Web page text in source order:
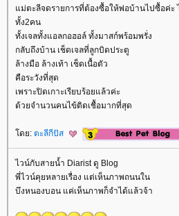
ม่ตะลีจดรายการที่ต้องซื้อให้พ่อบ้านไปซื้อค่ะ ไ
ทั้ง2คน
ทั้งเจลทั้งแอลกอฮอล์ ทั้งมาสก์พร้อมพรั่ง
กลับถึงบ้าน เช็ดเจลที่ลูกบิดประตู
ล้างมือ ล้างเท้า เช็ดเนื้อตัว
คือระวังที่สุด
เพราะปิดเกาะเรียบร้อยแล้วค่ะ
ด้วยจำนวนคนไข้ติดเชื้อมากที่สุด
ดย: ตะลีกีปัส
ไวน์กับสายน้ำ Diarist ดู Blog
พี่ไวน์คุยหลายเรื่อง แต่เห็นภาพถนนใน
บึงหนองบอน แค่เห็นภาพก็จำได้แล้วจ้า